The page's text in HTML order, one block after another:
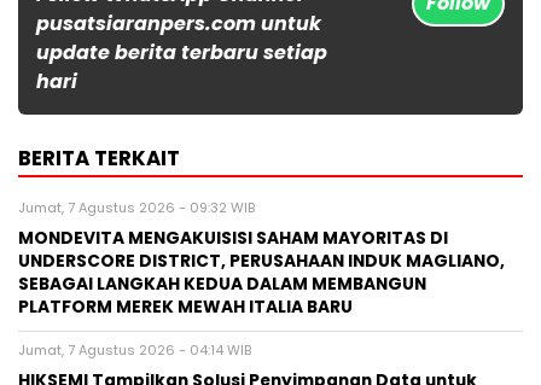
pusatsiaranpers.com untuk
update berita terbaru setiap
hari
BERITA TERKAIT
Jumat, 7 Agustus 2026 - 09:32 WIB
MONDEVITA MENGAKUISISI SAHAM MAYORITAS DI
UNDERSCORE DISTRICT, PERUSAHAAN INDUK MAGLIANO,
SEBAGAI LANGKAH KEDUA DALAM MEMBANGUN
PLATFORM MEREK MEWAH ITALIA BARU
Jumat, 7 Agustus 2026 - 04:14 WIB